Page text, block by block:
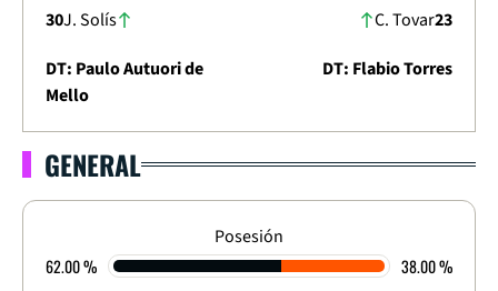
30J. Solís
23
C. Tovar
DT: Paulo Autuori de
Mello
DT: Flabio Torres
APERTURA - CUADRANGULAR - FECHA 26
3-2
FINALIZADO
GENERAL
Posesión
62.00 % 38.00 %